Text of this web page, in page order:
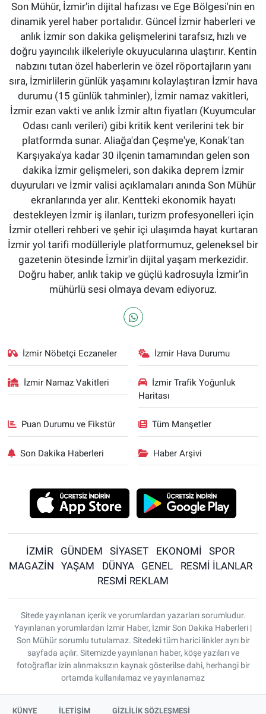
Son Mühür, İzmir’in dijital hafızası ve Ege Bölgesi'nin en
dinamik yerel haber portalıdır. Güncel İzmir haberleri ve
anlık İzmir son dakika gelişmelerini tarafsız, hızlı ve
doğru yayıncılık ilkeleriyle okuyucularına ulaştırır. Kentin
nabzını tutan özel haberlerin ve özel röportajların yanı
sıra, İzmirlilerin günlük yaşamını kolaylaştıran İzmir hava
durumu (15 günlük tahminler), İzmir namaz vakitleri,
İzmir ezan vakti ve anlık İzmir altın fiyatları (Kuyumcular
Odası canlı verileri) gibi kritik kent verilerini tek bir
platformda sunar. Aliağa'dan Çeşme'ye, Konak'tan
Karşıyaka'ya kadar 30 ilçenin tamamından gelen son
dakika İzmir gelişmeleri, son dakika deprem İzmir
duyuruları ve İzmir valisi açıklamaları anında Son Mühür
ekranlarında yer alır. Kentteki ekonomik hayatı
destekleyen İzmir iş ilanları, turizm profesyonelleri için
İzmir otelleri rehberi ve şehir içi ulaşımda hayat kurtaran
İzmir yol tarifi modülleriyle platformumuz, geleneksel bir
gazetenin ötesinde İzmir'in dijital yaşam merkezidir.
Doğru haber, anlık takip ve güçlü kadrosuyla İzmir’in
mühürlü sesi olmaya devam ediyoruz.
İzmir Nöbetçi Eczaneler İzmir Hava Durumu
İzmir Namaz Vakitleri
İzmir Trafik Yoğunluk
Haritası
Puan Durumu ve Fikstür Tüm Manşetler
Son Dakika Haberleri Haber Arşivi
İZMİR GÜNDEM SİYASET EKONOMİ
SPOR
MAGAZİN
YAŞAM DÜNYA GENEL
RESMİ İLANLAR
RESMİ REKLAM
Sitede yayınlanan içerik ve yorumlardan yazarları sorumludur.
Yayınlanan yorumlardan İzmir Haber, İzmir Son Dakika Haberleri |
Son Mühür sorumlu tutulamaz. Sitedeki tüm harici linkler ayrı bir
sayfada açılır. Sitemizde yayınlanan haber, köşe yazıları ve
fotoğraflar izin alınmaksızın kaynak gösterilse dahi, herhangi bir
ortamda kullanılamaz ve yayınlanamaz
KÜNYE İLETİŞİM GİZLİLİK SÖZLEŞMESİ